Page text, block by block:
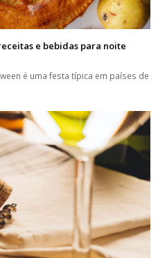
e bebidas para noite
é uma festa típica em países de